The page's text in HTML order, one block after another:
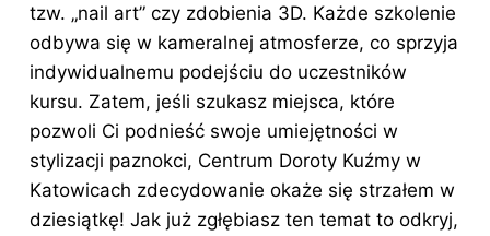
tzw. „nail art” czy zdobienia 3D. Każde szkolenie
odbywa się w kameralnej atmosferze, co sprzyja
indywidualnemu podejściu do uczestników
kursu. Zatem, jeśli szukasz miejsca, które
pozwoli Ci podnieść swoje umiejętności w
stylizacji paznokci, Centrum Doroty Kuźmy w
Katowicach zdecydowanie okaże się strzałem w
dziesiątkę! Jak już zgłębiasz ten temat to odkryj,